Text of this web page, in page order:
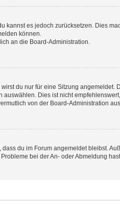
es jedoch zurücksetzen. Dies
können.
an die Board-Administration.
du nur für eine Sitzung
Dies ist nicht
von der Board-Administration
du im Forum angemeldet bleibst.
bei der An- oder Abmeldung